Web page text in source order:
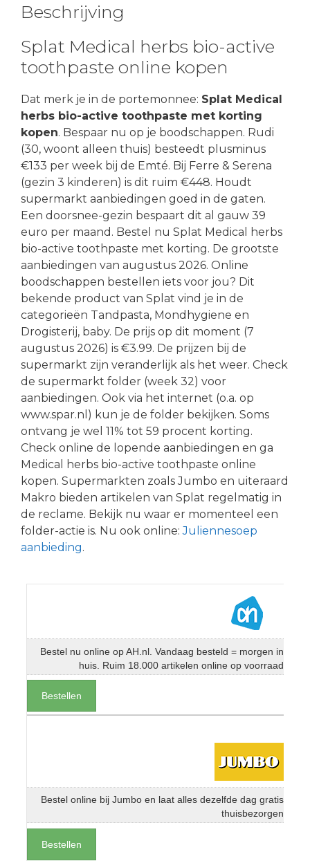
Beschrijving
Splat Medical herbs bio-active
toothpaste online kopen
Dat merk je in de portemonnee: Splat Medical
herbs bio-active toothpaste met korting
kopen. Bespaar nu op je boodschappen. Rudi
(30, woont alleen thuis) besteedt plusminus
€133 per week bij de Emté. Bij Ferre & Serena
(gezin 3 kinderen) is dit ruim €448. Houdt
supermarkt aanbiedingen goed in de gaten.
Een doorsnee-gezin bespaart dit al gauw 39
euro per maand. Bestel nu Splat Medical herbs
bio-active toothpaste met korting. De grootste
aanbiedingen van augustus 2026. Online
boodschappen bestellen iets voor jou? Dit
bekende product van Splat vind je in de
categorieën Tandpasta, Mondhygiene en
Drogisterij, baby. De prijs op dit moment (7
augustus 2026) is €3.99. De prijzen bij de
supermarkt zijn veranderlijk als het weer. Check
de supermarkt folder (week 32) voor
aanbiedingen. Ook via het internet (o.a. op
www.spar.nl) kun je de folder bekijken. Soms
ontvang je wel 11% tot 59 procent korting.
Check online de lopende aanbiedingen en ga
Medical herbs bio-active toothpaste online
kopen. Supermarkten zoals Jumbo en uiteraard
Makro bieden artikelen van Splat regelmatig in
de reclame. Bekijk nu waar er momenteel een
folder-actie is. Nu ook online:Juliennesoep
aanbieding.
Bestel nu online op AH.nl. Vandaag besteld = morgen in
huis. Ruim 18.000 artikelen online op voorraad
Bestellen
Bestel online bij Jumbo en laat alles dezelfde dag gratis
thuisbezorgen
Bestellen